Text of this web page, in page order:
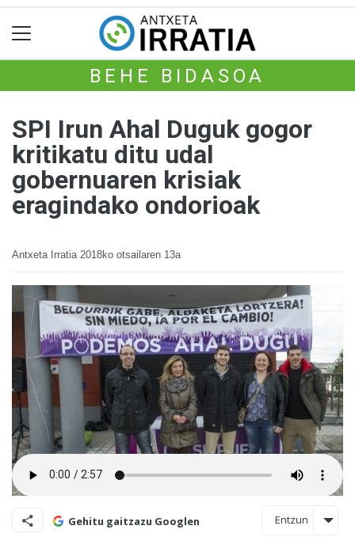
BEHE BIDASOA
SPI Irun Ahal Duguk gogor
kritikatu ditu udal
gobernuaren krisiak
eragindako ondorioak
Antxeta Irratia 2018ko otsailaren 13a
Gehitu gaitzazu Googlen Entzun